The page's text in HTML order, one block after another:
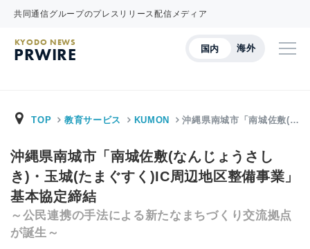
共同通信グループのプレスリリース配信メディア
国内 海外
KYODO NEWS
PRWIRE
TOP 教育サービス KUMON 沖縄県南城市「南城佐敷(…
沖縄県南城市「南城佐敷(なんじょうさし
き)・玉城(たまぐすく)IC周辺地区整備事業」
基本協定締結
～公民連携の手法による新たなまちづくり交流拠点
が誕生～